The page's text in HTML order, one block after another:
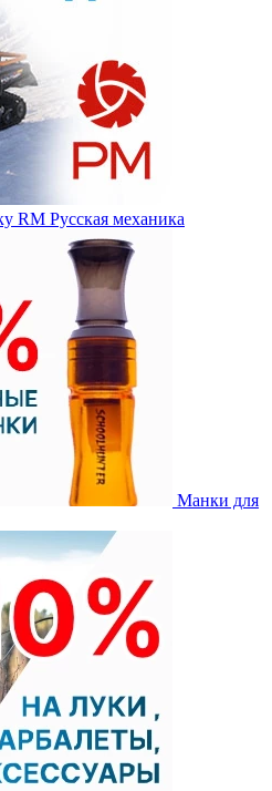
RM Русская механика
Манки для